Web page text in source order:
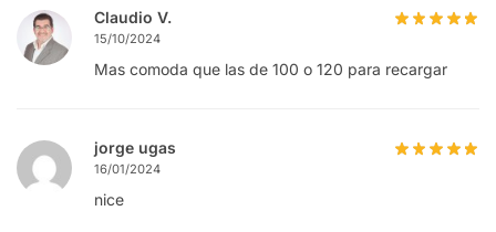
Claudio V.
15/10/2024
Mas comoda que las de 100 o 120 para recargar
jorge ugas
16/01/2024
nice